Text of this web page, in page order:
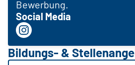
Bewerbung.
Social Media
Bildungs- &